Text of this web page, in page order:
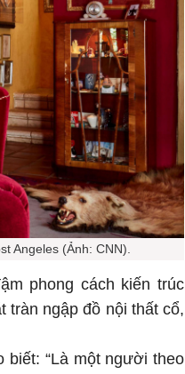
Angeles (Ảnh: CNN).
phong cách kiến trúc
tràn ngập đồ nội thất cổ,
biết: “Là một người theo